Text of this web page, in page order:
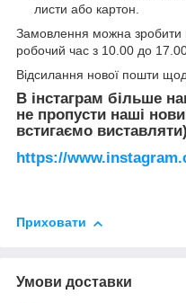
листи або картон.
Замовлення можна зробити
робочий час з 10.00 до
Відсилання нової пошти
В інстаграм більше
не пропусти наші
встигаємо виставляти)
https://
Приховати
Умови доставки